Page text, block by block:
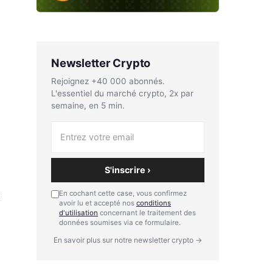
Newsletter Crypto
Rejoignez +40 000 abonnés.
L'essentiel du marché crypto, 2x par
semaine, en 5 min.
S'inscrire ›
En cochant cette case, vous confirmez
avoir lu et accepté nos conditions
d'utilisation concernant le traitement des
données soumises via ce formulaire.
En savoir plus sur notre newsletter crypto →